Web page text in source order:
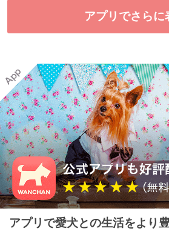
アプリでさらに
アプリで愛犬との生活をより豊